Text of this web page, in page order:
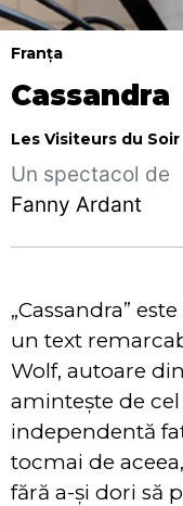
Franța
Cassandra
Les Visiteurs du Soir
Un spectacol de
Fanny Ardant
„Cassandra”
un text
Wolf, autoare
amintește de
independentă
tocmai de
fără a-și dori să